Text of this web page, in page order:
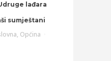
lađara
sumještani
, Općina